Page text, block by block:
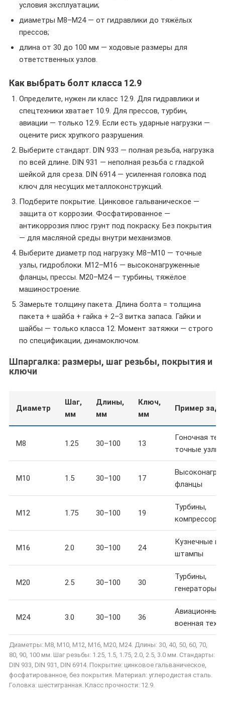
условия эксплуатации;
диаметры M8–M24 — от гидравлики до тяжёлых
прессов;
длина от 30 до 100 мм — ходовые размеры для
ответственных узлов.
Как выбрать болт класса 12.9
Определите, нужен ли класс 12.9. Для гидравлики и
спецтехники хватает 10.9. Для прессов, турбин,
авиации — только 12.9. Если есть ударные нагрузки —
оцените риск хрупкого разрушения.
Выберите стандарт. DIN 933 — полная резьба, нагрузка
по всей длине. DIN 931 — неполная резьба с гладкой
шейкой для среза. DIN 6914 — усиленная головка под
ключ для несущих металлоконструкций.
Подберите покрытие. Цинковое гальваническое —
защита от коррозии. Фосфатированное —
антикоррозия плюс грунт под покраску. Без покрытия
— для масляной среды внутри механизмов.
Выберите диаметр под нагрузку. M8–M10 — точные
узлы, гидроблоки. M12–M16 — высоконагруженные
фланцы, прессы. M20–M24 — турбины, тяжёлое
машиностроение.
Замерьте толщину пакета. Длина болта = толщина
пакета + шайба + гайка + 2–3 витка запаса. Гайки и
шайбы — только класса 12. Момент затяжки — строго
по спецификации, динамоключом.
Шпаргалка: размеры, шаг резьбы, покрытия и
ключи
Диаметр
Шаг,
мм
Длины,
мм
Ключ,
мм
Пример
M8 1.25 30–100 13
Гоночная
точные узлы
M10 1.5 30–100 17
фланцы
M12 1.75 30–100 19
Турбины,
компрессоры
M16 2.0 30–100 24
Кузнечные
штампы
M20 2.5 30–100 30
Турбины,
генераторы
M24 3.0 30–100 36
Авиационные
военная
Диаметры: M8, M10, M12, M16, M20, M24. Длины: 30, 40, 50, 60, 70,
80, 90, 100 мм. Шаг резьбы: 1.25, 1.5, 1.75, 2.0, 2.5, 3.0 мм. Стандарты:
DIN 933, DIN 931, DIN 6914. Покрытие: цинковое гальваническое,
фосфатированное, без покрытия. Материал: углеродистая сталь.
Головка: шестигранная. Класс прочности: 12.9.